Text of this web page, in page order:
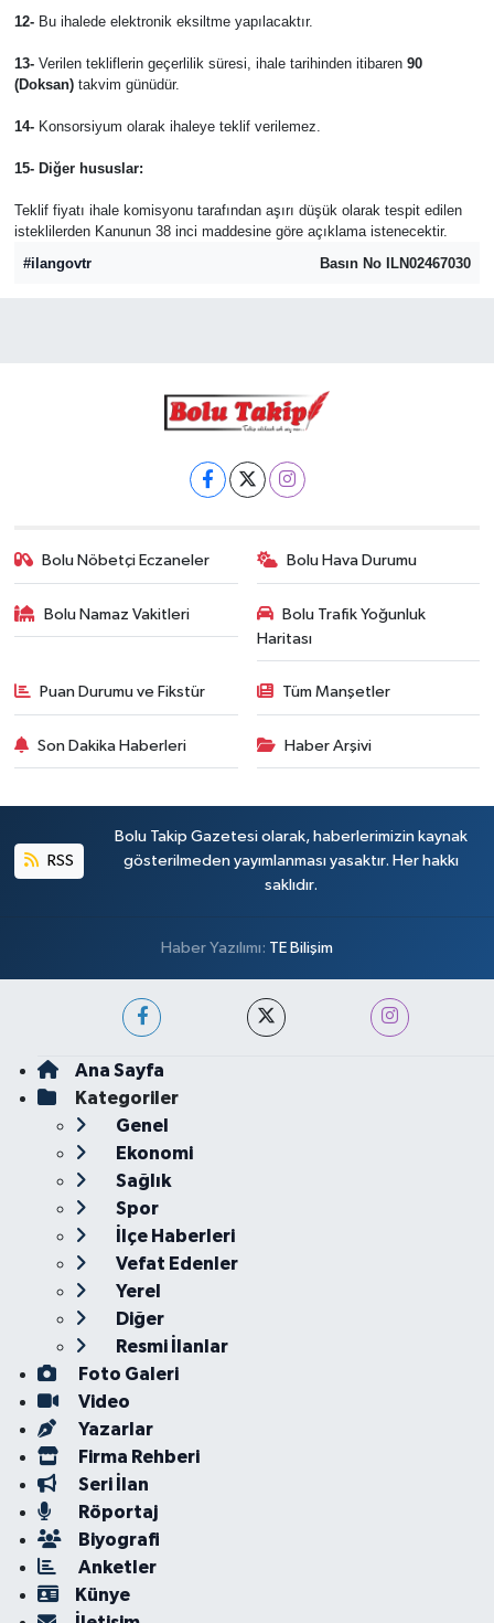
12-Bu ihalede elektronik eksiltme yapılacaktır.
13-Verilen tekliflerin geçerlilik süresi, ihale tarihinden itibaren 90
(Doksan)takvim günüdür.
14-Konsorsiyum olarak ihaleye teklif verilemez.
15- Diğer hususlar:
Teklif fiyatı ihale komisyonu tarafından aşırı düşük olarak tespit edilen
isteklilerden Kanunun 38 inci maddesine göre açıklama istenecektir.
#ilangovtr
Basın No ILN02467030
Bolu Nöbetçi Eczaneler Bolu Hava Durumu
Bolu Namaz Vakitleri
Bolu Trafik Yoğunluk
Haritası
Puan Durumu ve Fikstür Tüm Manşetler
Son Dakika Haberleri Haber Arşivi
RSS
Bolu Takip Gazetesi olarak, haberlerimizin kaynak
gösterilmeden yayımlanması yasaktır. Her hakkı
saklıdır.
Haber Yazılımı: TE Bilişim
Ana Sayfa
Kategoriler
Genel
Ekonomi
Sağlık
Spor
İlçe Haberleri
Vefat Edenler
Yerel
Diğer
Resmi İlanlar
Foto Galeri
Video
Yazarlar
Firma Rehberi
Seri İlan
Röportaj
Biyografi
Anketler
Künye